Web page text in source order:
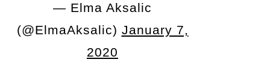
— Elma Aksalic
(@ElmaAksalic) January 7,
2020